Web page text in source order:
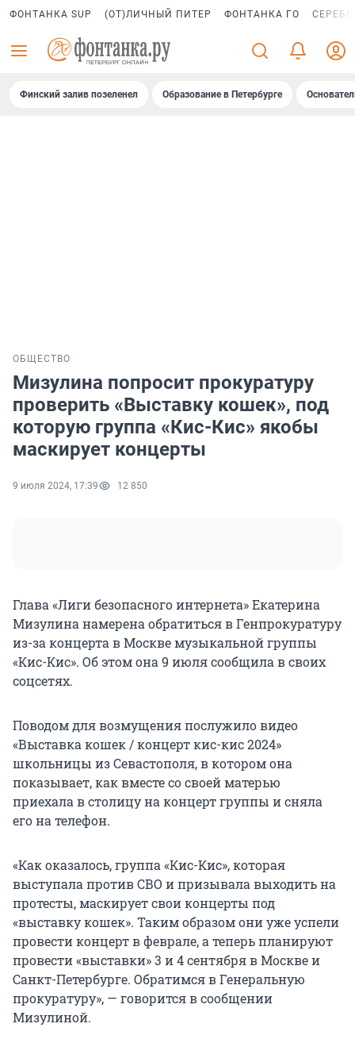
ФОНТАНКА SUP (ОТ)ЛИЧНЫЙ ПИТЕР ФОНТАНКА ГО
Финский залив позеленел Образование в Петербурге
ОБЩЕСТВО
Мизулина попросит прокуратуру
проверить «Выставку кошек», под
которую группа «Кис-Кис» якобы
маскирует концерты
9 июля 2024, 17:39 12 850
Глава «Лиги безопасного интернета» Екатерина
Мизулина намерена обратиться в Генпрокуратуру
из-за концерта в Москве музыкальной группы
«Кис-Кис». Об этом она 9 июля сообщила в своих
соцсетях.
Поводом для возмущения послужило видео
«Выставка кошек / концерт кис-кис 2024»
школьницы из Севастополя, в котором она
показывает, как вместе со своей матерью
приехала в столицу на концерт группы и сняла
его на телефон.
«Как оказалось, группа «Кис-Кис», которая
выступала против СВО и призывала выходить на
протесты, маскирует свои концерты под
«выставку кошек». Таким образом они уже успели
провести концерт в феврале, а теперь планируют
провести «выставки» 3 и 4 сентября в Москве и
Санкт-Петербурге. Обратимся в Генеральную
прокуратуру», — говорится в сообщении
Мизулиной.